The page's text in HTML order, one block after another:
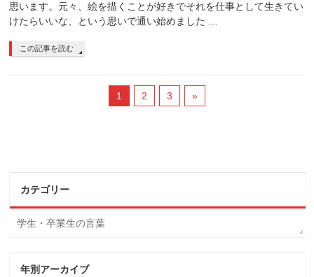
思います。元々、絵を描くことが好きでそれを仕事として生きてい
けたらいいな、という思いで通い始めました …
この記事を読む
1 2 3 »
カテゴリー
学生・卒業生の言葉
年別アーカイブ